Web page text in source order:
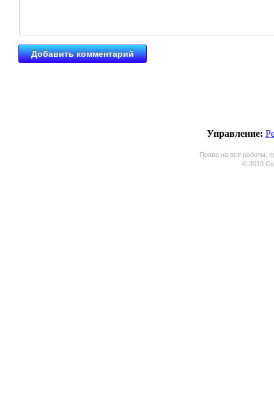
Управление:
Права на все работы,
© 2019